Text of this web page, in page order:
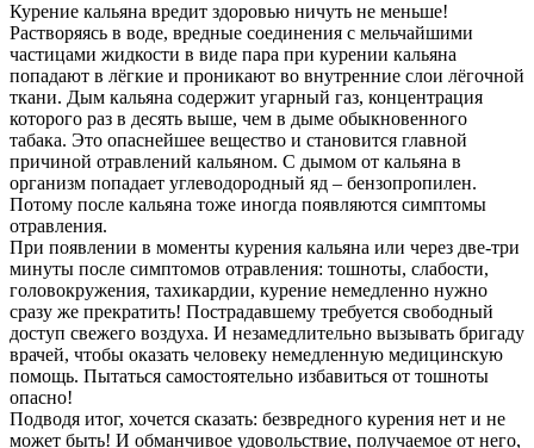
Курение кальяна вредит здоровью ничуть не меньше!
Растворяясь в воде, вредные соединения с мельчайшими
частицами жидкости в виде пара при курении кальяна
попадают в лёгкие и проникают во внутренние слои лёгочной
ткани. Дым кальяна содержит угарный газ, концентрация
которого раз в десять выше, чем в дыме обыкновенного
табака. Это опаснейшее вещество и становится главной
причиной отравлений кальяном. С дымом от кальяна в
организм попадает углеводородный яд – бензопропилен.
Потому после кальяна тоже иногда появляются симптомы
отравления.
При появлении в моменты курения кальяна или через две-три
минуты после симптомов отравления: тошноты, слабости,
головокружения, тахикардии, курение немедленно нужно
сразу же прекратить! Пострадавшему требуется свободный
доступ свежего воздуха. И незамедлительно вызывать бригаду
врачей, чтобы оказать человеку немедленную медицинскую
помощь. Пытаться самостоятельно избавиться от тошноты
опасно!
Подводя итог, хочется сказать: безвредного курения нет и не
может быть! И обманчивое удовольствие, получаемое от него,